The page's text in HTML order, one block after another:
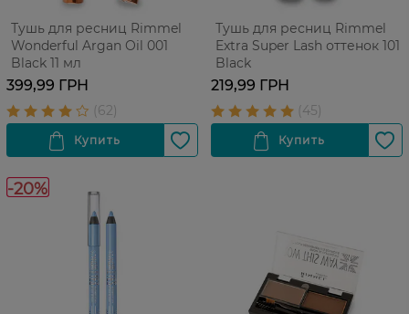
Тушь для ресниц Rimmel
Wonderful Argan Oil 001
Black 11 мл
399,99 ГРН
Тушь для ресниц Rimmel
Extra Super Lash оттенок 101
Black
219,99 ГРН
-20%